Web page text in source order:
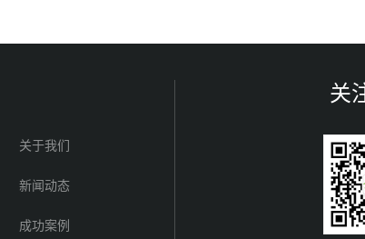
关于我们
新闻动态
成功案例
关